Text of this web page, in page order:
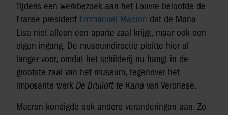
Tijdens een werkbezoek aan het Louvre beloofde de
Franse president Emmanuel Macron dat de Mona
Lisa niet alleen een aparte zaal krijgt, maar ook een
eigen ingang. De museumdirectie pleitte hier al
langer voor, omdat het schilderij nu hangt in de
grootste zaal van het museum, tegenover het
imposante werk De Bruiloft te Kana van Veronese.
Macron kondigde ook andere veranderingen aan. Zo